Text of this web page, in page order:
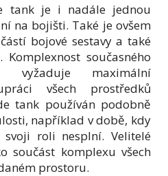
tank je i nadále jednou
na bojišti. Také je ovšem
bojové sestavy a také
současného
vyžaduje maximální
všech prostředků
tank používán podobně
například v době, kdy
roli nesplní. Velitelé
součást komplexu všech
prostoru.